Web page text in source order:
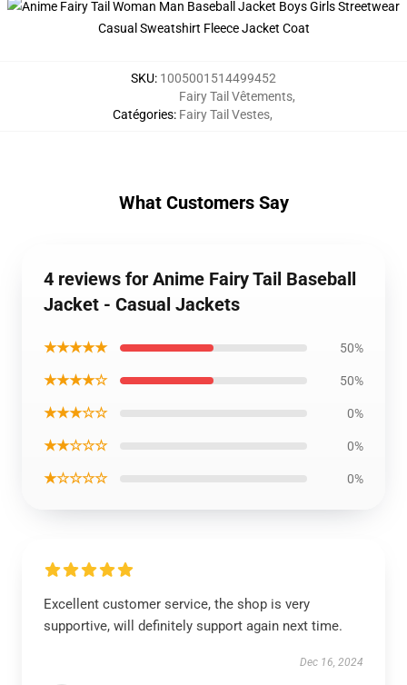
SKU: 1005001514499452
Catégories:
Fairy Tail Vêtements,
Fairy Tail Vestes,
What Customers Say
4 reviews for Anime Fairy Tail Baseball
Jacket - Casual Jackets
★★★★★ 50%
★★★★☆ 50%
★★★☆☆ 0%
★★☆☆☆ 0%
★☆☆☆☆ 0%
Excellent customer service, the shop is very
supportive, will definitely support again next time.
Dec 16, 2024